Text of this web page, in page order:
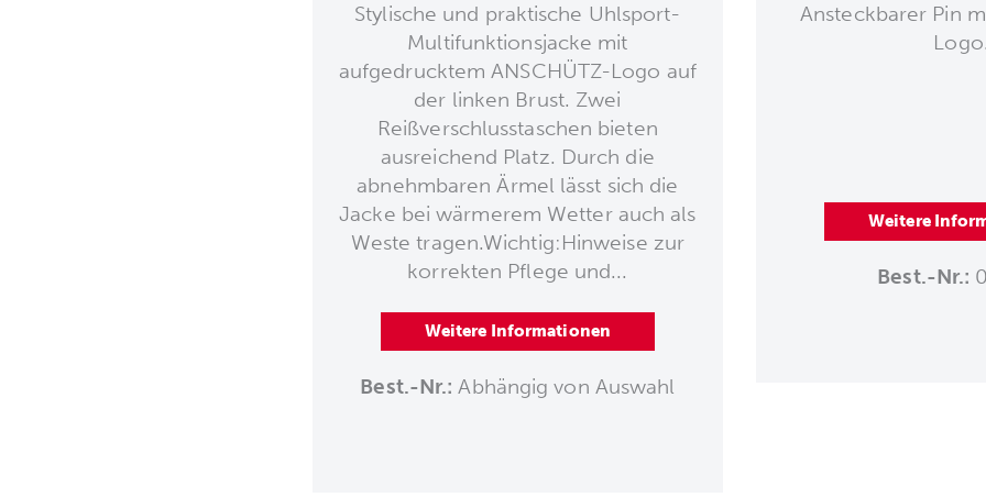
Stylische und praktische Uhlsport-
Multifunktionsjacke mit
aufgedrucktem ANSCHÜTZ-Logo auf
der linken Brust. Zwei
Reißverschlusstaschen bieten
ausreichend Platz. Durch die
abnehmbaren Ärmel lässt sich die
Jacke bei wärmerem Wetter auch als
Weste tragen.Wichtig:Hinweise zur
korrekten Pflege und...
Weitere Informationen
Best.-Nr.: Abhängig von Auswahl
Ansteckbarer Pin
Logo.
Weitere
Best.-Nr.: